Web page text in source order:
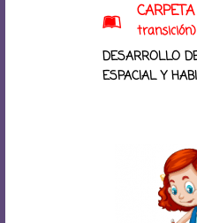
transición)
DESARROLLO
ESPACIAL Y